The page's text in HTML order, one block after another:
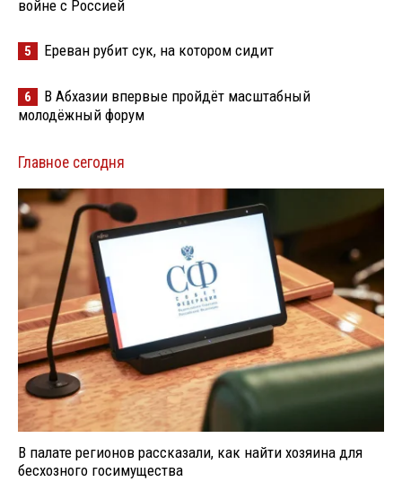
войне с Россией
5 Ереван рубит сук, на котором сидит
6
В Абхазии впервые пройдёт масштабный
молодёжный форум
Главное сегодня
В палате регионов рассказали, как найти хозяина для
бесхозного госимущества